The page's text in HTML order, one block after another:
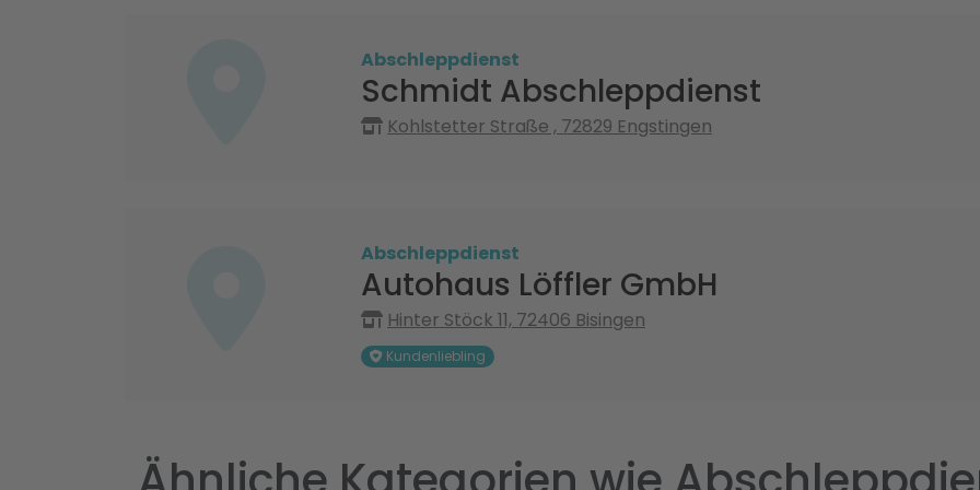
Abschleppdienst
Schmidt Abschleppdienst
Kohlstetter Straße , 72829 Engstingen
Abschleppdienst
Autohaus Löffler GmbH
Hinter Stöck 11, 72406 Bisingen
Kundenliebling